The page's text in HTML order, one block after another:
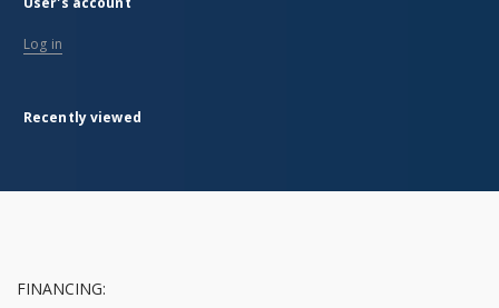
Log in
Recently viewed
FINANCING: